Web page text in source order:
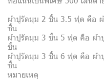
ผ้าปูรัดมุม 2 ชิ้น 3.5 ฟุต คือ
ชิ้น
ผ้าปูรัดมุม 3 ชิ้น 5 ฟุต คือ ผ้
ชิ้น
ผ้าปูรัดมุม 3 ชิ้น 6 ฟุต คือ ผ้
ชิ้น
หมายเหตุ